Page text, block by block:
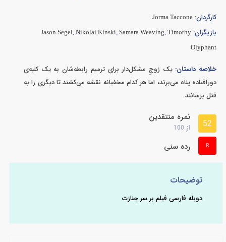
کارگردان: Jorma Taccone
بازیگران: Jason Segel Nikolai Kinski Samara Weaving Timothy
Olyphant
خلاصه داستان: یک زوجِ مشکل‌دار برای ترمیم رابطه‌شان به یک کلبه‌ی
دورافتاده پناه می‌برند، اما هر کدام مخفیانه نقشه می‌کشند تا دیگری را به
قتل برسانند.
52
نمره منتقدین
از 100
R رده سنی
توضیحات
دوبله فارسی فیلم بر سر جنازت